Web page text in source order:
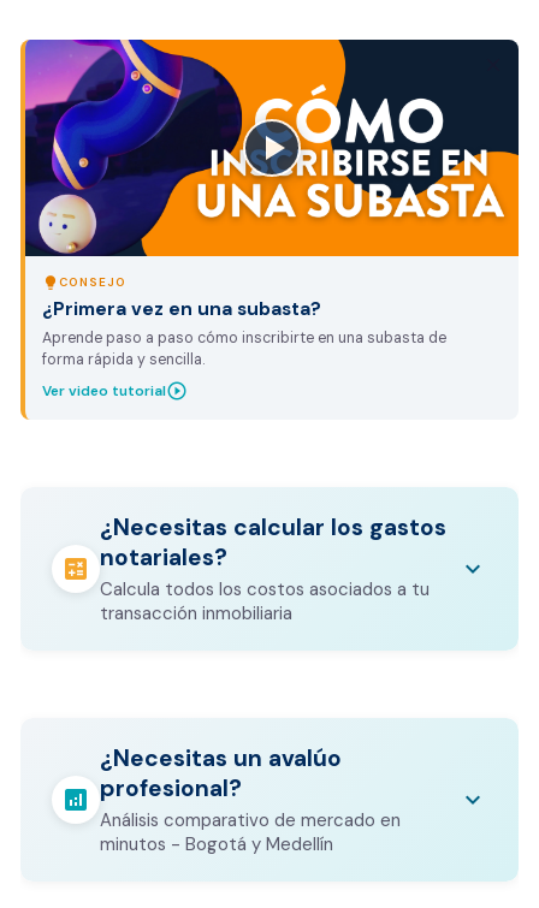
lightbulb CONSEJO
¿Primera vez en una subasta?
Aprende paso a paso cómo inscribirte en una subasta de
forma rápida y sencilla.
Ver video tutorialplay_circle_outline
calculate
¿Necesitas calcular los gastos
notariales?
Calcula todos los costos asociados a tu
transacción inmobiliaria
keyboard_arrow_down
Los gastos notariales incluyen
otros costos legales que varían según el
valor del inmueble.
CALCULADORA DE GASTOS NOTARIALES
analytics
¿Necesitas un avalúo
profesional?
Análisis comparativo de mercado en
minutos - Bogotá y Medellín
keyboard_arrow_down